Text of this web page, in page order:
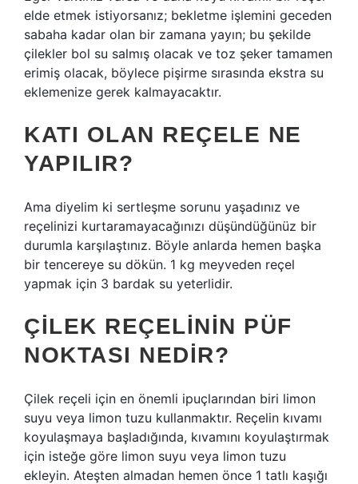
elde etmek istiyorsanız; bekletme işlemini geceden
sabaha kadar olan bir zamana yayın; bu şekilde
çilekler bol su salmış olacak ve toz şeker tamamen
erimiş olacak, böylece pişirme sırasında ekstra su
eklemenize gerek kalmayacaktır.
KATI OLAN REÇELE NE
YAPILIR?
Ama diyelim ki sertleşme sorunu yaşadınız ve
reçelinizi kurtaramayacağınızı düşündüğünüz bir
durumla karşılaştınız. Böyle anlarda hemen başka
bir tencereye su dökün. 1 kg meyveden reçel
yapmak için 3 bardak su yeterlidir.
ÇILEK REÇELININ PÜF
NOKTASI NEDIR?
Çilek reçeli için en önemli ipuçlarından biri limon
suyu veya limon tuzu kullanmaktır. Reçelin kıvamı
koyulaşmaya başladığında, kıvamını koyulaştırmak
için isteğe göre limon suyu veya limon tuzu
ekleyin. Ateşten almadan hemen önce 1 tatlı kaşığı